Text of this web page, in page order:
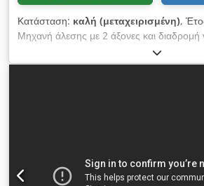
Κατάσταση: καλή (μεταχειρισμένη),
Μηχανή άλεσης με 2 άξονες και διαδρομή
άξονες μπορούν να κινηθούν υδραυλικά
προς τα πίσω και πάνω και κάτω.
σύσφιξης 200 mm. Επιπλέον